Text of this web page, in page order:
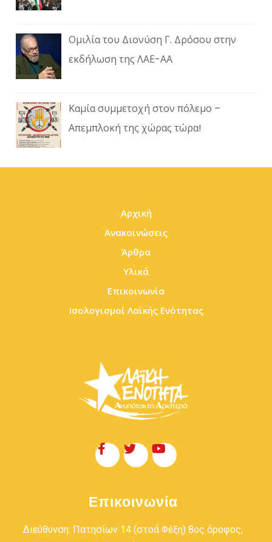
Ομιλία του Διονύση Γ. Δρόσου στην
εκδήλωση της ΛΑΕ-ΑΑ
Καμία συμμετοχή στον πόλεμο –
Απεμπλοκή της χώρας τώρα!
Αρχική
Ανακοινώσεις
Άρθρα
Υλικά
Επικοινωνία
Ισολογισμοί Λαϊκής Ενότητας
Επικοινωνία
Διεύθυνση: Πατησίων 14 (στοά Φέξη) 8ος όροφος,